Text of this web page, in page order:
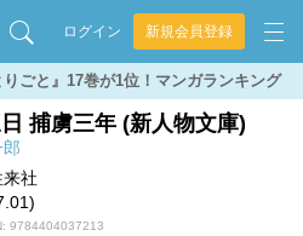
ログイン 新規会員登録
ごと』17巻が1位！マンガランキング
捕虜三年 (新人物文庫)
郎
社
9784404037213